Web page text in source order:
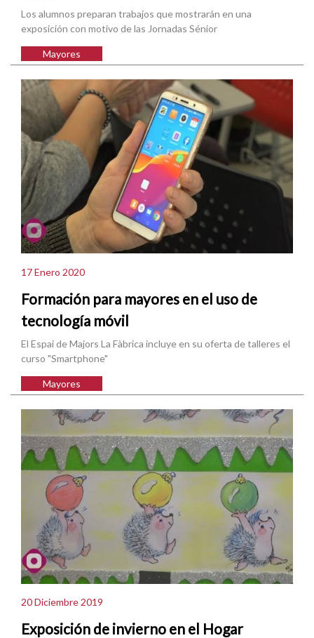
Los alumnos preparan trabajos que mostrarán en una
exposición con motivo de las Jornadas Sénior
Mayores
17 Enero 2020
Formación para mayores en el uso de
tecnología móvil
El Espai de Majors La Fàbrica incluye en su oferta de talleres el
curso "Smartphone"
Mayores
20 Diciembre 2019
Exposición de invierno en el Hogar